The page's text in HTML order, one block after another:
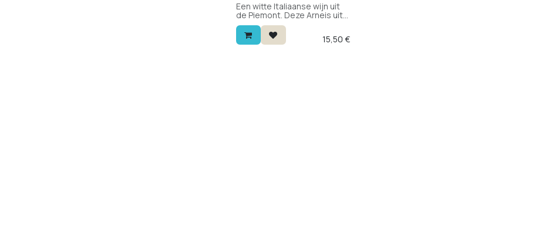
Een witte Italiaanse wijn uit
de Piemont. Deze Arneis uit
de Langhe streek is fris,
fruitig en elegant. Drink hem
als aperitief of bij het eten.
15,50 €